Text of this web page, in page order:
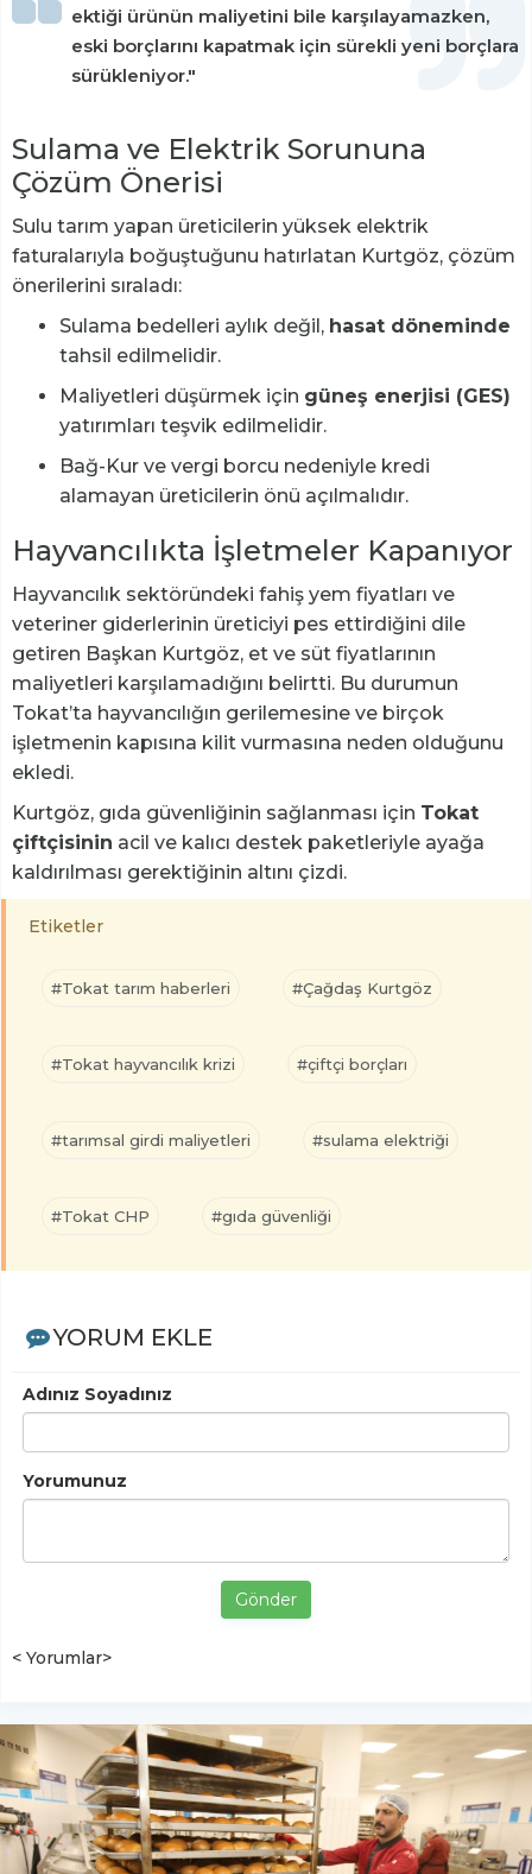
ektiği ürünün maliyetini bile karşılayamazken,
eski borçlarını kapatmak için sürekli yeni borçlara
sürükleniyor."
Sulama ve Elektrik Sorununa
Çözüm Önerisi
Sulu tarım yapan üreticilerin yüksek elektrik
faturalarıyla boğuştuğunu hatırlatan Kurtgöz, çözüm
önerilerini sıraladı:
Sulama bedelleri aylık değil, hasat döneminde
tahsil edilmelidir.
Maliyetleri düşürmek için güneş enerjisi (GES)
yatırımları teşvik edilmelidir.
Bağ-Kur ve vergi borcu nedeniyle kredi
alamayan üreticilerin önü açılmalıdır.
Hayvancılıkta İşletmeler Kapanıyor
Hayvancılık sektöründeki fahiş yem fiyatları ve
veteriner giderlerinin üreticiyi pes ettirdiğini dile
getiren Başkan Kurtgöz, et ve süt fiyatlarının
maliyetleri karşılamadığını belirtti. Bu durumun
Tokat’ta hayvancılığın gerilemesine ve birçok
işletmenin kapısına kilit vurmasına neden olduğunu
ekledi.
Kurtgöz, gıda güvenliğinin sağlanması için Tokat
çiftçisinin acil ve kalıcı destek paketleriyle ayağa
kaldırılması gerektiğinin altını çizdi.
Etiketler
#Tokat tarım haberleri #Çağdaş Kurtgöz
#Tokat hayvancılık krizi #çiftçi borçları
#tarımsal girdi maliyetleri #sulama elektriği
#Tokat CHP #gıda güvenliği
YORUM EKLE
Adınız Soyadınız
Yorumunuz
Gönder
< Yorumlar>